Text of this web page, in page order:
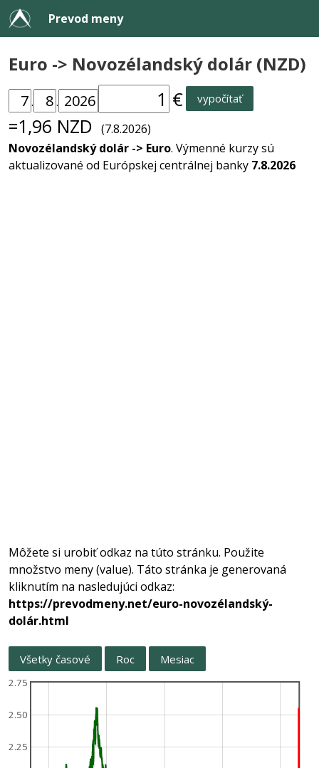
Prevod meny
Euro -> Novozélandský dolár (NZD)
. . € vypočítať
=1,96 NZD (7.8.2026)
Novozélandský dolár -> Euro. Výmenné kurzy sú
aktualizované od Európskej centrálnej banky 7.8.2026
Môžete si urobiť odkaz na túto stránku. Použite
množstvo meny (value). Táto stránka je generovaná
kliknutím na nasledujúci odkaz:
https://prevodmeny.net/euro-novozélandský-
dolár.html
Všetky časové Roc Mesiac
2.25
2.50
2.75